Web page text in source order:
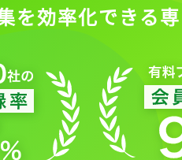
を効率化できる